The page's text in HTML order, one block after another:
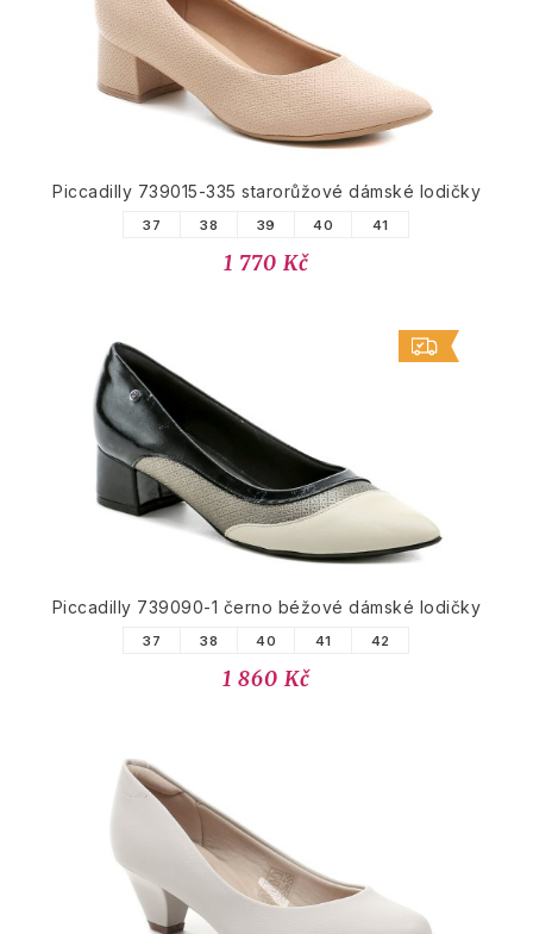
Piccadilly 739015-335 starorůžové dámské lodičky
37 38 39 40 41
1 770 Kč
Piccadilly 739090-1 černo béžové dámské lodičky
37 38 40 41 42
1 860 Kč